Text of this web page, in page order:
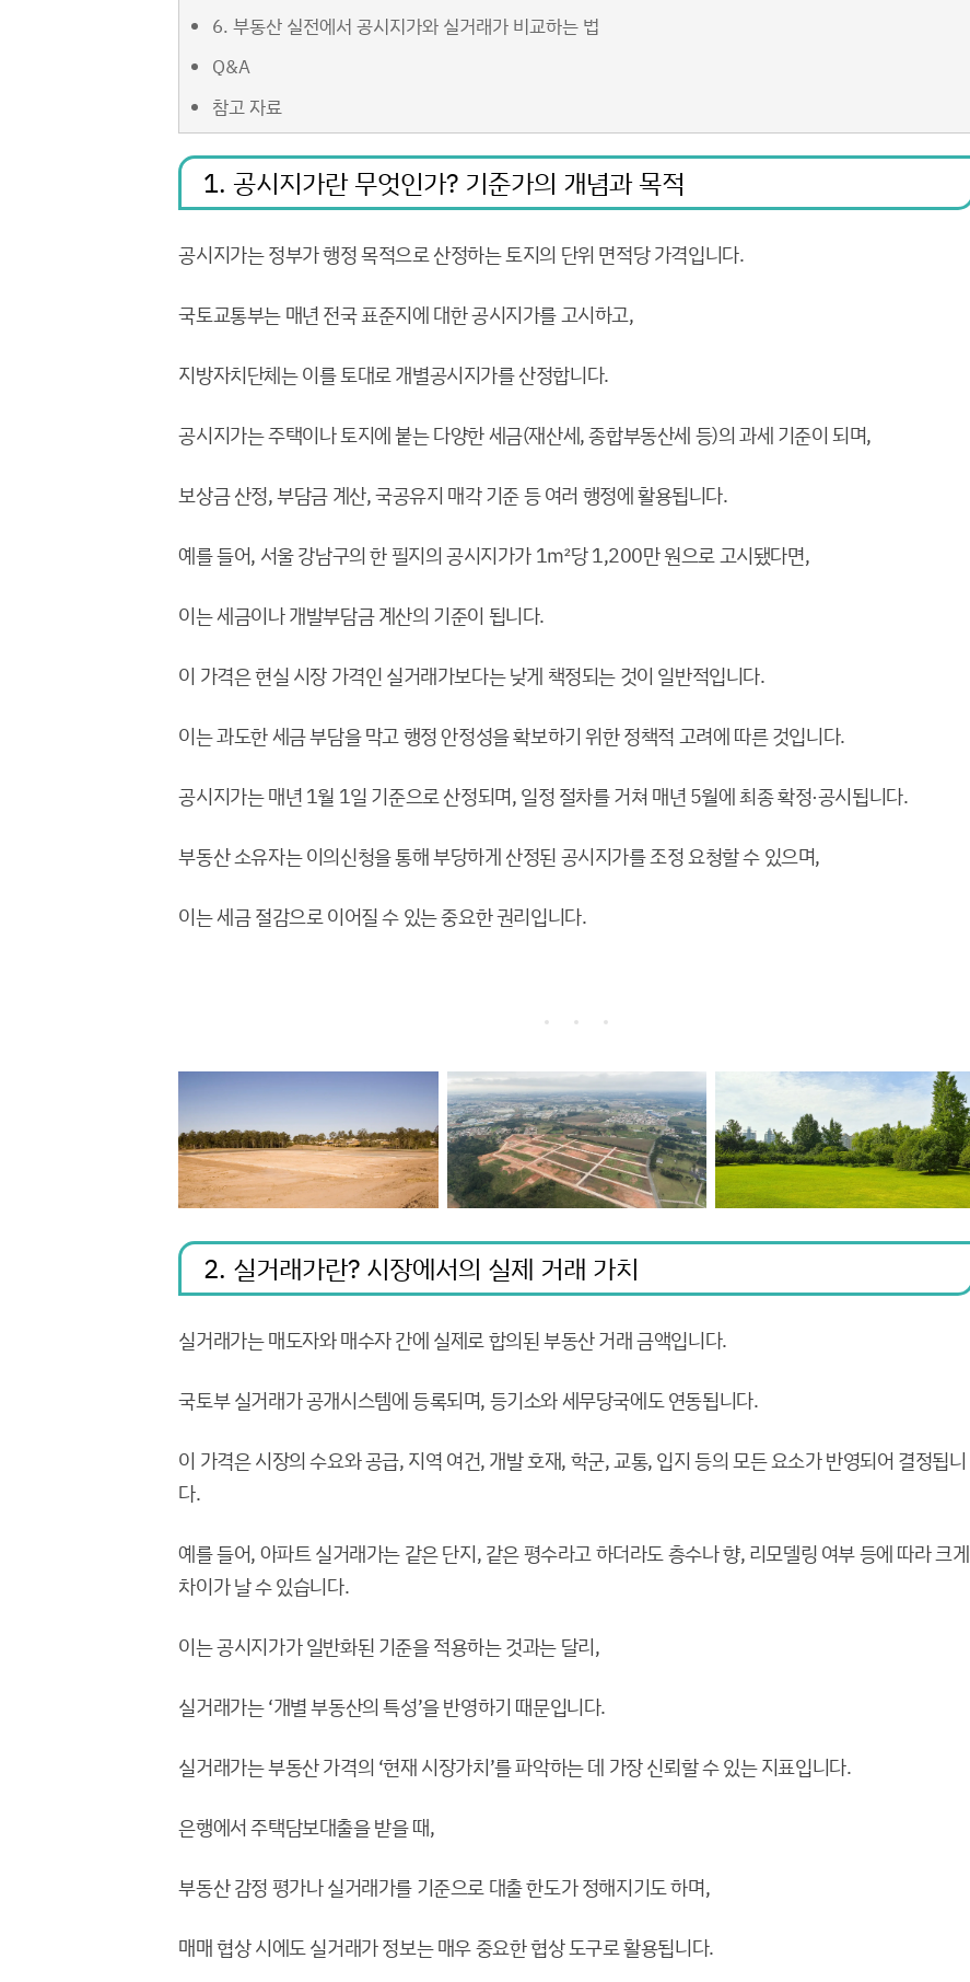
6. 부동산 실전에서 공시지가와 실거래가 비교하는 법
Q&A
참고 자료
1. 공시지가란 무엇인가? 기준가의 개념과 목적
공시지가는 정부가 행정 목적으로 산정하는 토지의 단위 면적당 가격입니다.
국토교통부는 매년 전국 표준지에 대한 공시지가를 고시하고,
지방자치단체는 이를 토대로 개별공시지가를 산정합니다.
공시지가는 주택이나 토지에 붙는 다양한 세금(재산세, 종합부동산세 등)의 과세 기준이 되며,
보상금 산정, 부담금 계산, 국공유지 매각 기준 등 여러 행정에 활용됩니다.
예를 들어, 서울 강남구의 한 필지의 공시지가가 1㎡당 1,200만 원으로 고시됐다면,
이는 세금이나 개발부담금 계산의 기준이 됩니다.
이 가격은 현실 시장 가격인 실거래가보다는 낮게 책정되는 것이 일반적입니다.
이는 과도한 세금 부담을 막고 행정 안정성을 확보하기 위한 정책적 고려에 따른 것입니다.
공시지가는 매년 1월 1일 기준으로 산정되며, 일정 절차를 거쳐 매년 5월에 최종 확정·공시됩니다.
부동산 소유자는 이의신청을 통해 부당하게 산정된 공시지가를 조정 요청할 수 있으며,
이는 세금 절감으로 이어질 수 있는 중요한 권리입니다.
2. 실거래가란? 시장에서의 실제 거래 가치
실거래가는 매도자와 매수자 간에 실제로 합의된 부동산 거래 금액입니다.
국토부 실거래가 공개시스템에 등록되며, 등기소와 세무당국에도 연동됩니다.
이 가격은 시장의 수요와 공급, 지역 여건, 개발 호재, 학군, 교통, 입지 등의 모든 요소가 반영되어 결정됩니
다.
예를 들어, 아파트 실거래가는 같은 단지, 같은 평수라고 하더라도 층수나 향, 리모델링 여부 등에 따라 크게
차이가 날 수 있습니다.
이는 공시지가가 일반화된 기준을 적용하는 것과는 달리,
실거래가는 ‘개별 부동산의 특성’을 반영하기 때문입니다.
실거래가는 부동산 가격의 ‘현재 시장가치’를 파악하는 데 가장 신뢰할 수 있는 지표입니다.
은행에서 주택담보대출을 받을 때,
부동산 감정 평가나 실거래가를 기준으로 대출 한도가 정해지기도 하며,
매매 협상 시에도 실거래가 정보는 매우 중요한 협상 도구로 활용됩니다.